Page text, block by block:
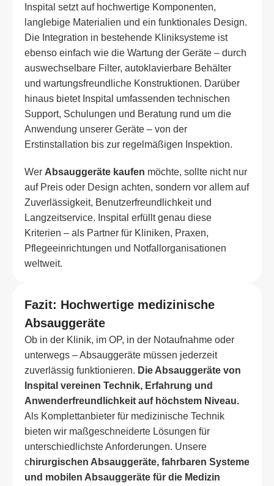
Inspital setzt auf hochwertige Komponenten,
langlebige Materialien und ein funktionales Design.
Die Integration in bestehende Kliniksysteme ist
ebenso einfach wie die Wartung der Geräte – durch
auswechselbare Filter, autoklavierbare Behälter
und wartungsfreundliche Konstruktionen. Darüber
hinaus bietet Inspital umfassenden technischen
Support, Schulungen und Beratung rund um die
Anwendung unserer Geräte – von der
Erstinstallation bis zur regelmäßigen Inspektion.
Wer Absauggeräte kaufen möchte, sollte nicht nur
auf Preis oder Design achten, sondern vor allem auf
Zuverlässigkeit, Benutzerfreundlichkeit und
Langzeitservice. Inspital erfüllt genau diese
Kriterien – als Partner für Kliniken, Praxen,
Pflegeeinrichtungen und Notfallorganisationen
weltweit.
Fazit: Hochwertige medizinische
Absauggeräte
Ob in der Klinik, im OP, in der Notaufnahme oder
unterwegs – Absauggeräte müssen jederzeit
zuverlässig funktionieren. Die Absauggeräte von
Inspital vereinen Technik, Erfahrung und
Anwenderfreundlichkeit auf höchstem Niveau.
Als Komplettanbieter für medizinische Technik
bieten wir maßgeschneiderte Lösungen für
unterschiedlichste Anforderungen. Unsere
chirurgischen Absauggeräte, fahrbaren Systeme
und mobilen Absauggeräte für die Medizin